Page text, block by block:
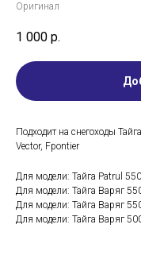
Оригинал
1 000 р.
Подходит на снегоходы
Vector, Fpontier
Для модели: Тайга Patrul
Для модели: Тайга Варяг
Для модели: Тайга Варяг
Для модели: Тайга Варяг